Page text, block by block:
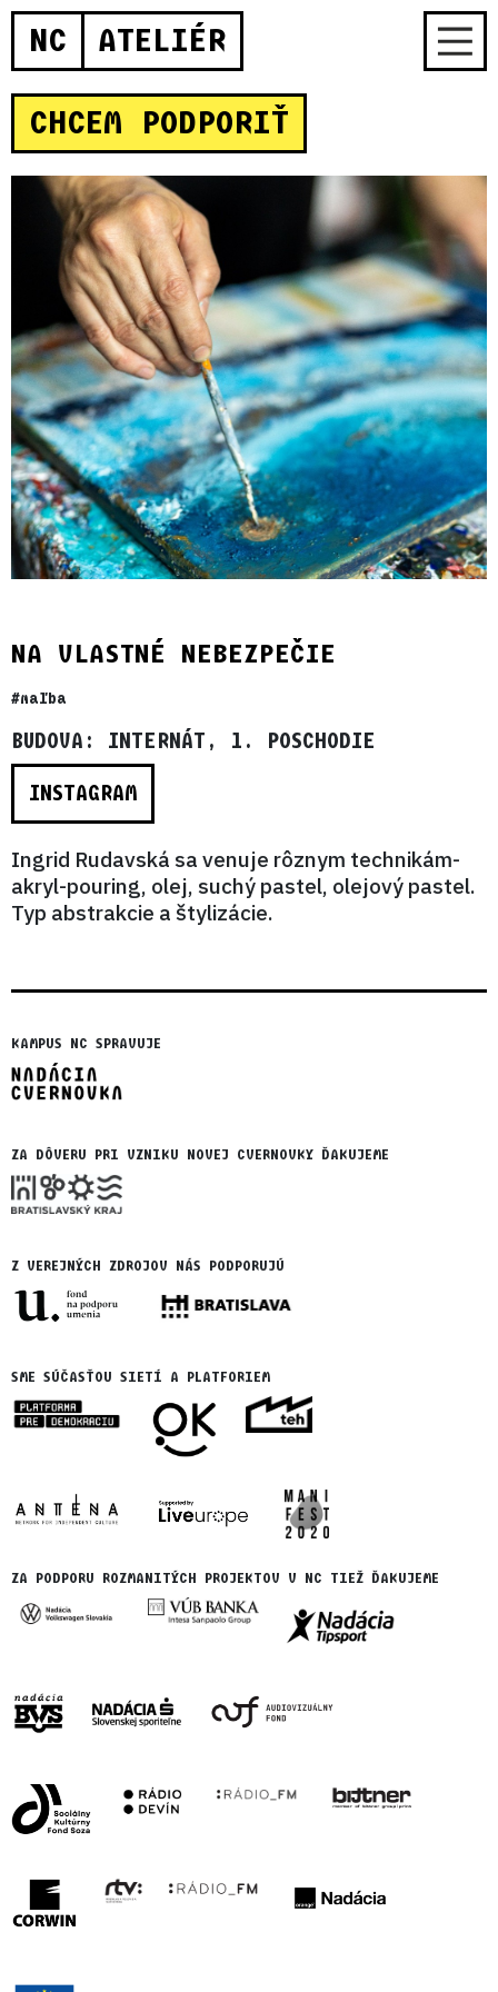
NC ATELIÉR
CHCEM PODPORIŤ
NA VLASTNÉ NEBEZPEČIE
#maľba
BUDOVA: INTERNÁT, 1. POSCHODIE
INSTAGRAM
Ingrid Rudavská sa venuje rôznym technikám-
akryl-pouring, olej, suchý pastel, olejový pastel.
Typ abstrakcie a štylizácie.
KAMPUS NC SPRAVUJE
ZA DÔVERU PRI VZNIKU NOVEJ CVERNOVKY ĎAKUJEME
Z VEREJNÝCH ZDROJOV NÁS PODPORUJÚ
SME SÚČASŤOU SIETÍ A PLATFORIEM
ZA PODPORU ROZMANITÝCH PROJEKTOV V NC TIEŽ ĎAKUJEME